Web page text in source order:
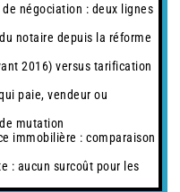
négociation : deux lignes
notaire depuis la réforme
2016) versus tarification
paie, vendeur ou
mutation
immobilière : comparaison
: aucun surcoût pour les